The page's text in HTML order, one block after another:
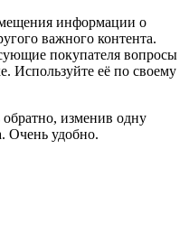
информации о
важного контента.
покупателя вопросы
Используйте её по своему
изменив одну
Очень удобно.